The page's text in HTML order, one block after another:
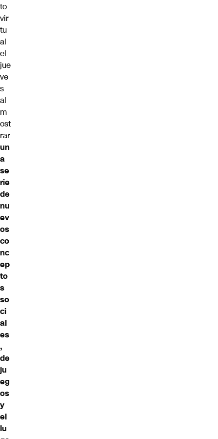
to
vir
tu
al
el
jue
ve
s
al
m
ost
rar
un
a
se
rie
de
nu
ev
os
co
nc
ep
to
s
so
ci
al
es
,
de
ju
eg
os
y
el
lu